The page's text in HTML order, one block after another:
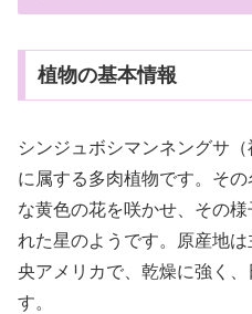
植物の基本情報
シンジュボシマンネングサ
に属する多肉植物です。そ
な黄色の花を咲かせ、その
れた星のようです。原産地
央アメリカで、乾燥に強く
す。